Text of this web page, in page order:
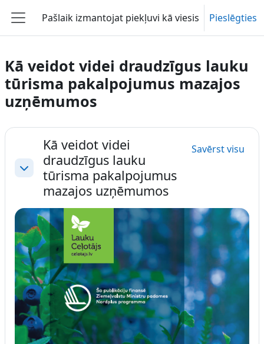
Sānu panelis
Pašlaik izmantojat piekļuvi kā viesis Pieslēgties
Kā veidot videi draudzīgus lauku
tūrisma pakalpojumus mazajos
uzņēmumos
Section outline
Savērst
Kā veidot videi
draudzīgus lauku
tūrisma pakalpojumus
mazajos uzņēmumos
Savērst visu